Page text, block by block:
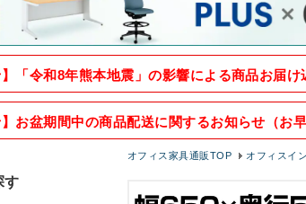
】「令和8年熊本地震」の影響による商品お届け
】お盆期間中の商品配送に関するお知らせ（お
オフィス家具通販TOP オフィスイ
す